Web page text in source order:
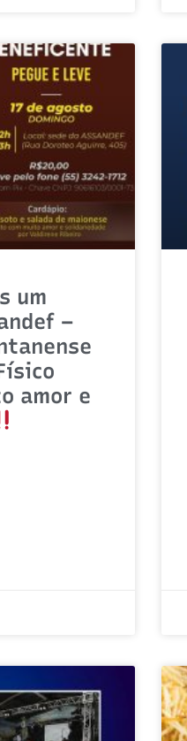
um
–
amor e